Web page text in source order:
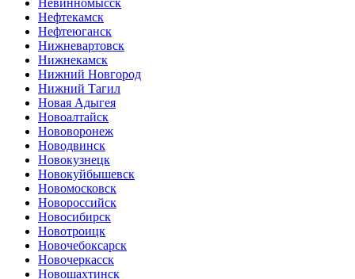
Невинномысск
Нефтекамск
Нефтеюганск
Нижневартовск
Нижнекамск
Нижний Новгород
Нижний Тагил
Новая Адыгея
Новоалтайск
Нововоронеж
Новодвинск
Новокузнецк
Новокуйбышевск
Новомосковск
Новороссийск
Новосибирск
Новотроицк
Новочебоксарск
Новочеркасск
Новошахтинск